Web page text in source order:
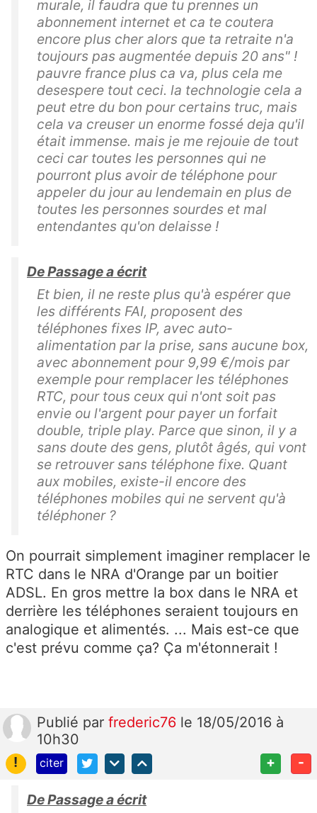
murale, il faudra que tu prennes un
abonnement internet et ca te coutera
encore plus cher alors que ta retraite n'a
toujours pas augmentée depuis 20 ans" !
pauvre france plus ca va, plus cela me
desespere tout ceci. la technologie cela a
peut etre du bon pour certains truc, mais
cela va creuser un enorme fossé deja qu'il
était immense. mais je me rejouie de tout
ceci car toutes les personnes qui ne
pourront plus avoir de téléphone pour
appeler du jour au lendemain en plus de
toutes les personnes sourdes et mal
entendantes qu'on delaisse !
De Passage a écrit
Et bien, il ne reste plus qu'à espérer que
les différents FAI, proposent des
téléphones fixes IP, avec auto-
alimentation par la prise, sans aucune box,
avec abonnement pour 9,99 €/mois par
exemple pour remplacer les téléphones
RTC, pour tous ceux qui n'ont soit pas
envie ou l'argent pour payer un forfait
double, triple play. Parce que sinon, il y a
sans doute des gens, plutôt âgés, qui vont
se retrouver sans téléphone fixe. Quant
aux mobiles, existe-il encore des
téléphones mobiles qui ne servent qu'à
téléphoner ?
On pourrait simplement imaginer remplacer le
RTC dans le NRA d'Orange par un boitier
ADSL. En gros mettre la box dans le NRA et
derrière les téléphones seraient toujours en
analogique et alimentés. ... Mais est-ce que
c'est prévu comme ça? Ça m'étonnerait !
Publié par frederic76 le 18/05/2016 à
10h30
!
citer + -
De Passage a écrit